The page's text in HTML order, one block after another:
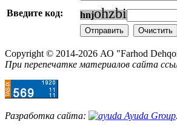
Введите код: hnjohzbi
Copyright © 2014-2026 АО "Farhod
При перепечатке материалов сайта
Разработка сайта: Ayuda Group.